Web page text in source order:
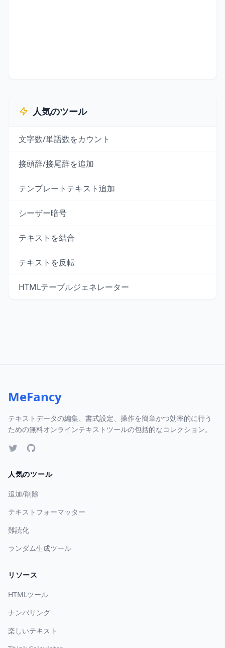
人気のツール
文字数/単語数をカウント
接頭辞/接尾辞を追加
テンプレートテキスト追加
シーザー暗号
テキストを結合
テキストを反転
HTMLテーブルジェネレーター
MeFancy
テキストデータの編集、書式設定、操作を簡単かつ効率的に行う
ための無料オンラインテキストツールの包括的なコレクション。
人気のツール
追加/削除
テキストフォーマッター
難読化
ランダム生成ツール
リソース
HTMLツール
ナンバリング
楽しいテキスト